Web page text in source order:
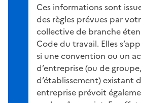
Ces informations sont
des règles prévues par
collective de branche
Code du travail. Elles
si une convention ou un
d’entreprise (ou de
d’établissement) existant
entreprise prévoit